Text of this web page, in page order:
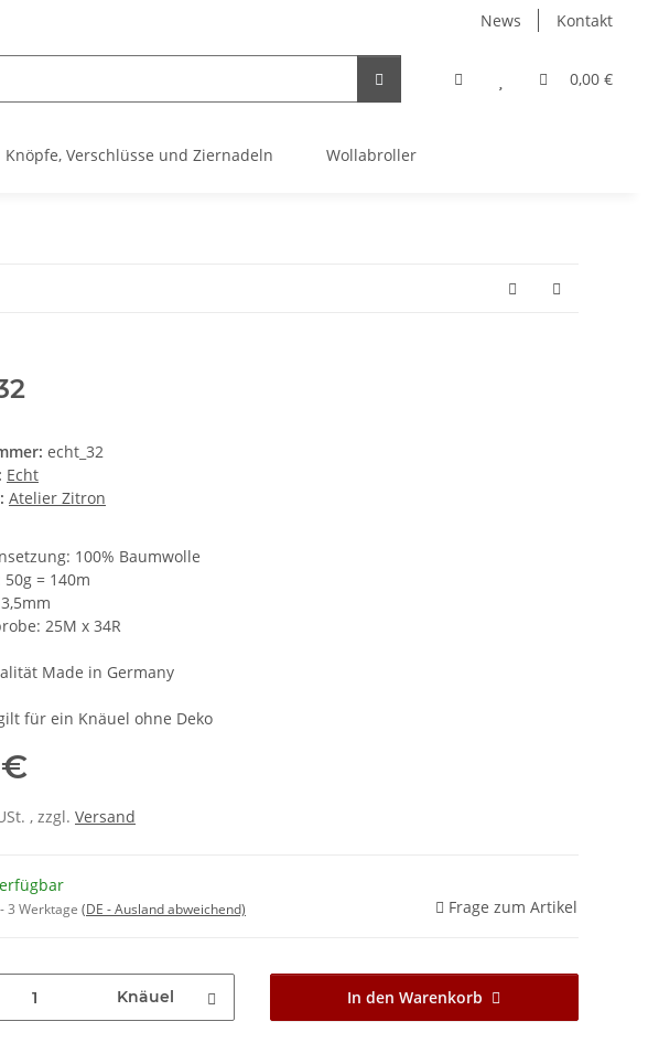
News Kontakt
0,00 €
Knöpfe, Verschlüsse und Ziernadeln Wollabroller
echt_32
Echt
Atelier Zitron
100% Baumwolle
= 140m
25M x 34R
Made in Germany
für ein Knäuel ohne Deko
, zzgl. Versand
3 Werktage (DE - Ausland abweichend) Frage zum Artikel
Knäuel In den Warenkorb